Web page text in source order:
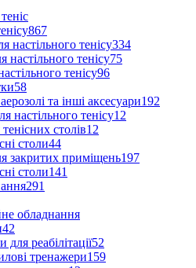
867
настільного тенісу334
настільного тенісу75
тенісу96
58
та інші аксесуари192
настільного тенісу12
столів12
столи44
закритих приміщень197
столи141
291
обладнання
42
реабілітації52
тренажери159